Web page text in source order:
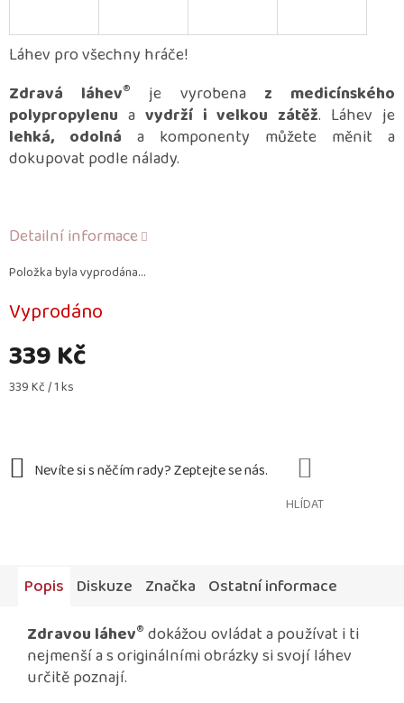
339 Kč
Měrná
339 Kč / 1 ks
Vyprodáno
Položka byla vyprodána…
Láhev pro všechny hráče!
Zdravá láhev® je vyrobena z medicínského
polypropylenu a vydrží i velkou zátěž. Láhev je
lehká, odolná a komponenty můžete měnit a
dokupovat podle nálady.
Detailní informace
HLÍDAT
Popis Diskuze Značka Ostatní informace
Zdravou láhev® dokážou ovládat a používat i ti
nejmenší a s originálními obrázky si svojí láhev
určitě poznají.